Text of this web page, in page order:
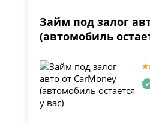
Займ под залог
(автомобиль